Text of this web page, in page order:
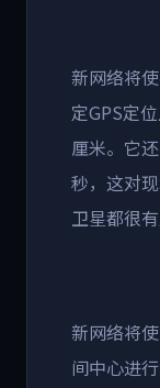
新网络将
定GPS定
厘米。它
秒，这对
卫星都很有
新网络将
间中心进